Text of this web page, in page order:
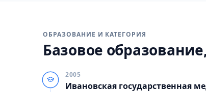
ОБРАЗОВАНИЕ И КАТЕГОРИЯ
Базовое
2005
Ивановская государственная